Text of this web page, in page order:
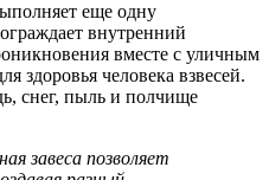
еще одну
внутренний
вместе с уличным
здоровья человека взвесей.
снег, пыль и полчище
завеса позволяет